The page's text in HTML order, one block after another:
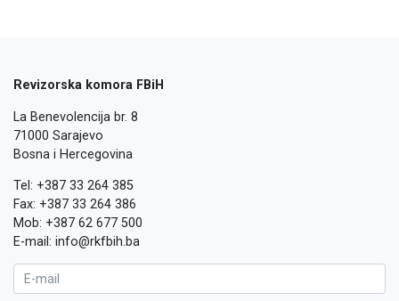
Revizorska komora FBiH
La Benevolencija br. 8
71000 Sarajevo
Bosna i Hercegovina
Tel: +387 33 264 385
Fax: +387 33 264 386
Mob: +387 62 677 500
E-mail: info@rkfbih.ba